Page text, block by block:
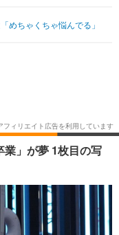
その他
映画・ドラマ
その他
めちゃくちゃ悩んでる」
」が夢 1枚目の写